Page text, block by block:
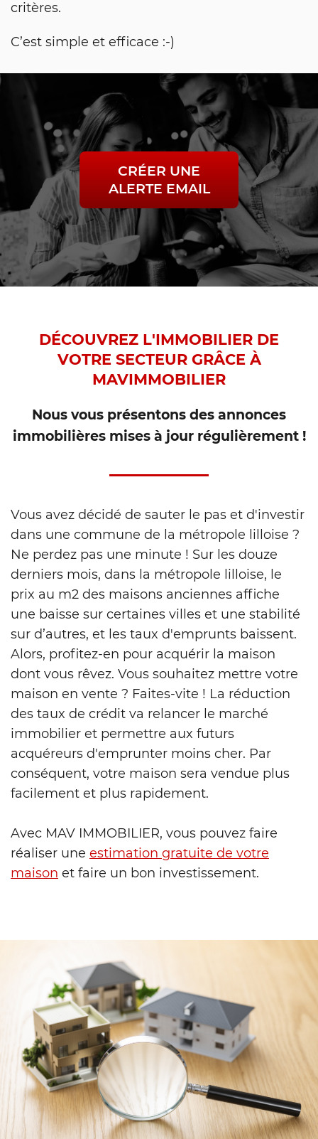
critères.
C’est simple et efficace :-)
CRÉER UNE
ALERTE EMAIL
DÉCOUVREZ L'IMMOBILIER DE
VOTRE SECTEUR GRÂCE À
MAVIMMOBILIER
Nous vous présentons des annonces
immobilières mises à jour régulièrement !
Vous avez décidé de sauter le pas et d'investir
dans une commune de la métropole lilloise ?
Ne perdez pas une minute ! Sur les douze
derniers mois, dans la métropole lilloise, le
prix au m2 des maisons anciennes affiche
une baisse sur certaines villes et une stabilité
sur d’autres, et les taux d'emprunts baissent.
Alors, profitez-en pour acquérir la maison
dont vous rêvez. Vous souhaitez mettre votre
maison en vente ? Faites-vite ! La réduction
des taux de crédit va relancer le marché
immobilier et permettre aux futurs
acquéreurs d'emprunter moins cher. Par
conséquent, votre maison sera vendue plus
facilement et plus rapidement.
Avec MAV IMMOBILIER, vous pouvez faire
réaliser une estimation gratuite de votre
maison et faire un bon investissement.